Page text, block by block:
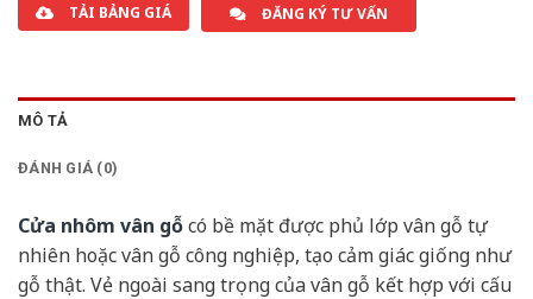
TẢI BẢNG GIÁ ĐĂNG KÝ TƯ VẤN
MÔ TẢ
ĐÁNH GIÁ (0)
Cửa nhôm vân gỗcó bề mặt được phủ lớp vân gỗ tự
nhiên hoặc vân gỗ công nghiệp, tạo cảm giác giống như
gỗ thật. Vẻ ngoài sang trọng của vân gỗ kết hợp với cấu